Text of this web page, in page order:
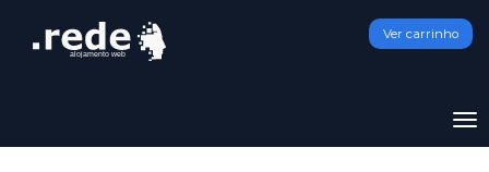
Ver carrinho